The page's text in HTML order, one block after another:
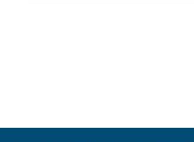
Transportes